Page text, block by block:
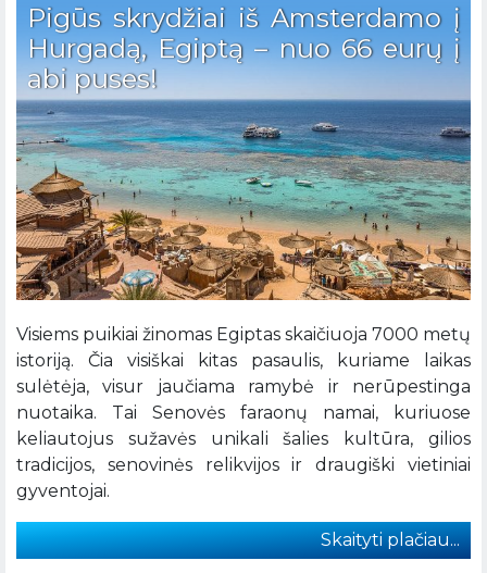
Pigūs skrydžiai iš Amsterdamo į
Hurgadą, Egiptą – nuo 66 eurų į
abi puses!
Visiems puikiai žinomas Egiptas skaičiuoja 7000 metų
istoriją. Čia visiškai kitas pasaulis, kuriame laikas
sulėtėja, visur jaučiama ramybė ir nerūpestinga
nuotaika. Tai Senovės faraonų namai, kuriuose
keliautojus sužavės unikali šalies kultūra, gilios
tradicijos, senovinės relikvijos ir draugiški vietiniai
gyventojai.
Skaityti plačiau...